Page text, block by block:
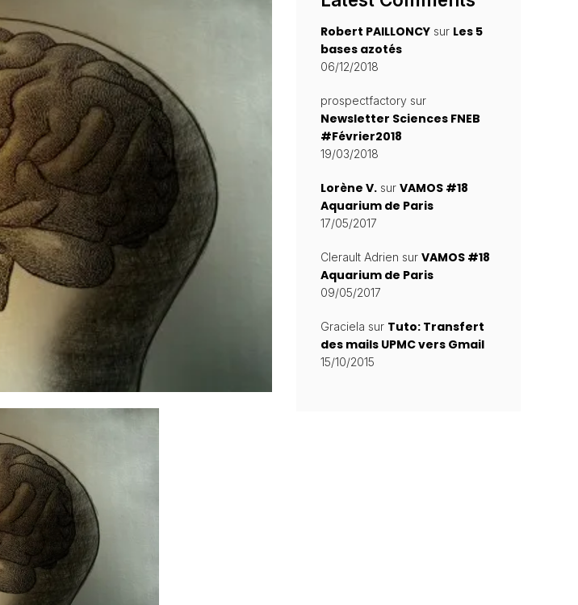
Robert PAILLONCY sur Les 5
bases azotés
06/12/2018
prospectfactory sur
Newsletter Sciences FNEB
#Février2018
19/03/2018
Lorène V. sur VAMOS #18
Aquarium de Paris
17/05/2017
Clerault Adrien sur VAMOS #18
Aquarium de Paris
09/05/2017
Graciela sur Tuto: Transfert
des mails UPMC vers Gmail
15/10/2015